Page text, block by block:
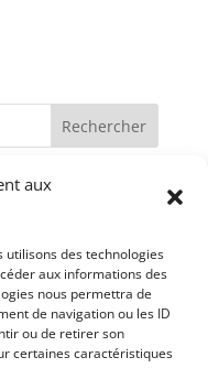
aux
utilisons des technologies
aux informations des
nous permettra de
de navigation ou les ID
ou de retirer son
certaines caractéristiques